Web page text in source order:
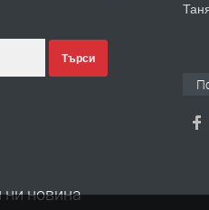
Търси
новина